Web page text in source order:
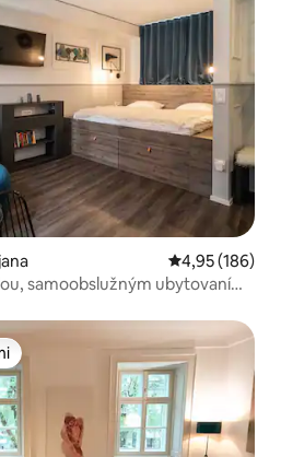
Priemerné
4,95 (186)
samoobslužným ubytovaním